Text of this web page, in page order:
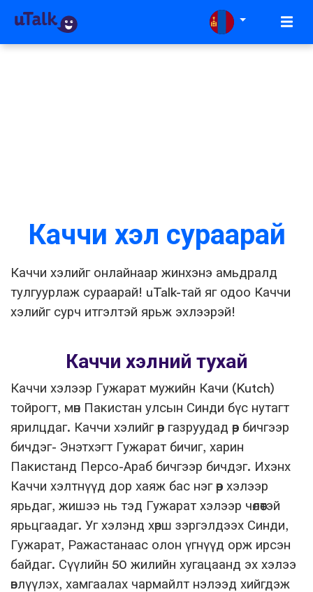
Каччи хэл сураарай
Каччи хэлийг онлайнаар жинхэнэ амьдралд
тулгуурлаж сураарай! uTalk-тай яг одоо Каччи
хэлийг сурч итгэлтэй ярьж эхлээрэй!
Каччи хэлний тухай
Каччи хэлээр Гужарат мужийн Качи (Kutch)
тойрогт, мөн Пакистан улсын Синди бүс нутагт
ярилцдаг. Каччи хэлийг өөр газруудад өөр бичгээр
бичдэг- Энэтхэгт Гужарат бичиг, харин
Пакистанд Персо-Араб бичгээр бичдэг. Ихэнх
Каччи хэлтнүүд дор хаяж бас нэг өөр хэлээр
ярьдаг, жишээ нь тэд Гужарат хэлээр чөлөөтэй
ярьцгаадаг. Уг хэлэнд хөрш зэргэлдээх Синди,
Гужарат, Ражастанаас олон үгнүүд орж ирсэн
байдаг. Сүүлийн 50 жилийн хугацаанд эх хэлээ
өвлүүлэх, хамгаалах чармайлт нэлээд хийгдэж